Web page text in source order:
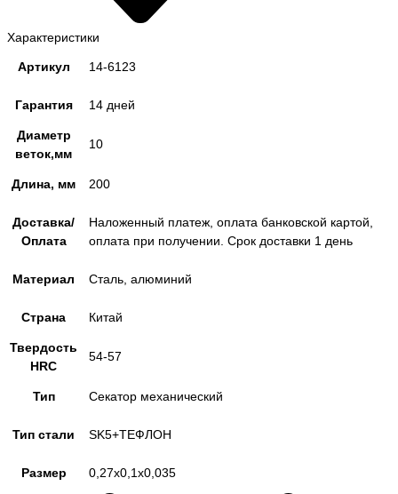
Характеристики
Артикул 14-6123
Гарантия 14 дней
Диаметр
веток,мм
10
Длина, мм 200
Доставка/
Оплата
Наложенный платеж, оплата банковской картой,
оплата при получении. Срок доставки 1 день
Материал Сталь, алюминий
Страна Китай
Твердость
HRC
54-57
Тип Секатор механический
Тип стали SK5+ТЕФЛОН
Размер 0,27x0,1x0,035